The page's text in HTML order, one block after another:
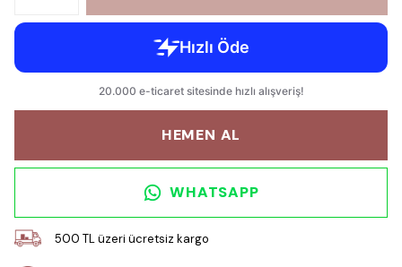
HEMEN AL
WHATSAPP
500 TL üzeri ücretsiz kargo